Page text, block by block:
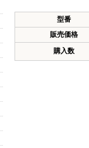
型番
販売価格
購入数